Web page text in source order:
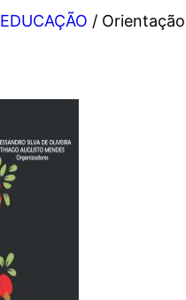
EDUCAÇÃO / Orientação